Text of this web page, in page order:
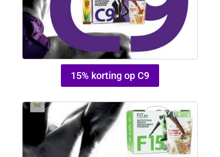
15% korting op C9